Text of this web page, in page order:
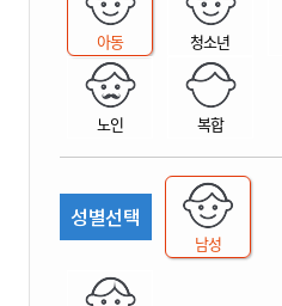
아동 청소년
노인 복합
성별선택
남성